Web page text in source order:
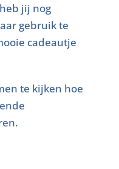
jij nog
gebruik te
cadeautje
te kijken hoe